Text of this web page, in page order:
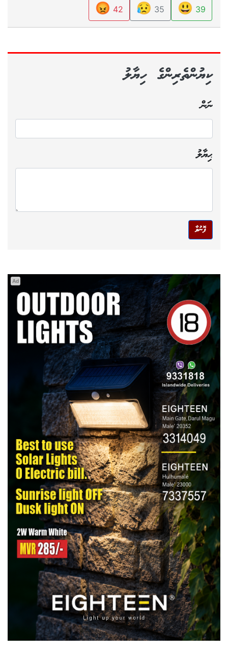
39
😃
35
😥
42
😡
ކިޔުންތެރިންގެ ހިޔާލު
ނަން
ޙިޔާލު
ފޮނުވާ
Ad